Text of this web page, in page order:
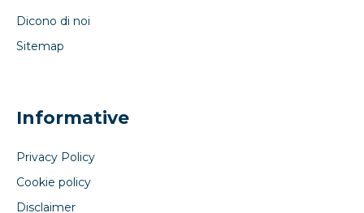
Dicono di noi
Sitemap
Informative
Privacy Policy
Cookie policy
Disclaimer